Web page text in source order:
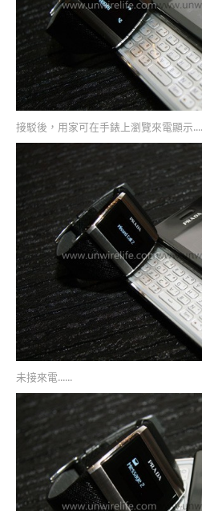
接駁後，用家可在手錶上瀏覽來電顯示
未接來電......